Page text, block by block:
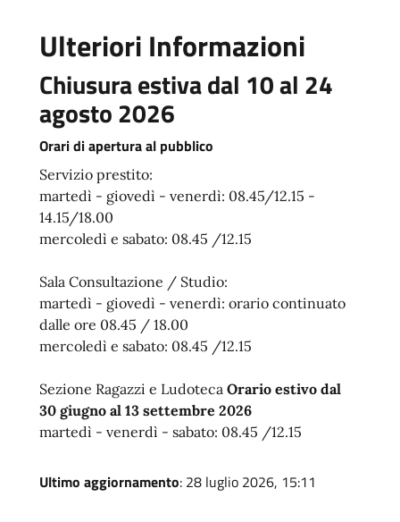
Ulteriori Informazioni
Chiusura estiva dal 10 al 24
agosto 2026
Orari di apertura al pubblico
Servizio prestito:
martedì - giovedì - venerdì: 08.45/12.15 -
14.15/18.00
mercoledì e sabato: 08.45 /12.15
Sala Consultazione / Studio:
martedì - giovedì - venerdì: orario continuato
dalle ore 08.45 / 18.00
mercoledì e sabato: 08.45 /12.15
Sezione Ragazzi e Ludoteca Orario estivo dal
30 giugno al 13 settembre 2026
martedì - venerdì - sabato: 08.45 /12.15
Ultimo aggiornamento: 28 luglio 2026, 15:11